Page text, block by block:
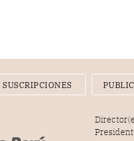
SUSCRIPCIONES